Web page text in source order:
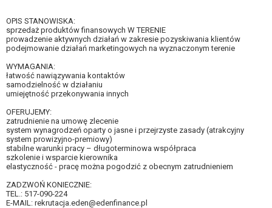
OPIS STANOWISKA:
sprzedaż produktów finansowych W TERENIE
prowadzenie aktywnych działań w zakresie pozyskiwania klientów
podejmowanie działań marketingowych na wyznaczonym terenie
WYMAGANIA:
łatwość nawiązywania kontaktów
samodzielność w działaniu
umiejętność przekonywania innych
OFERUJEMY:
zatrudnienie na umowę zlecenie
system wynagrodzeń oparty o jasne i przejrzyste zasady (atrakcyjny
system prowizyjno-premiowy)
stabilne warunki pracy – długoterminowa współpraca
szkolenie i wsparcie kierownika
elastyczność - pracę można pogodzić z obecnym zatrudnieniem
ZADZWOŃ KONIECZNIE:
TEL.: 517-090-224
E-MAIL: rekrutacja.eden@edenfinance.pl